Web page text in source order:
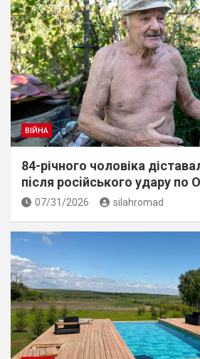
ВІЙНА
84-річного чоловіка
пiсля росiйського удару по
07/31/2026 silahromad